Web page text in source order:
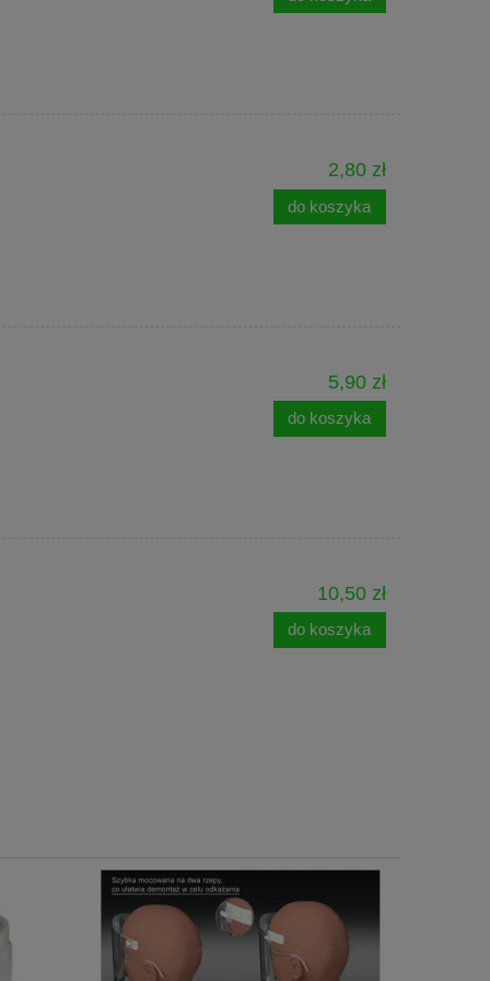
2,80 zł
do koszyka
5,90 zł
do koszyka
10,50 zł
do koszyka